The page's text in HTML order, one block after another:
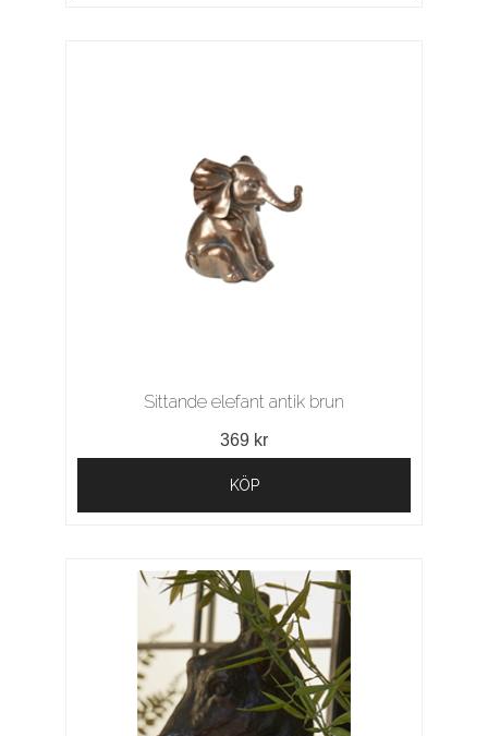
Sittande elefant antik brun
369 kr
KÖP